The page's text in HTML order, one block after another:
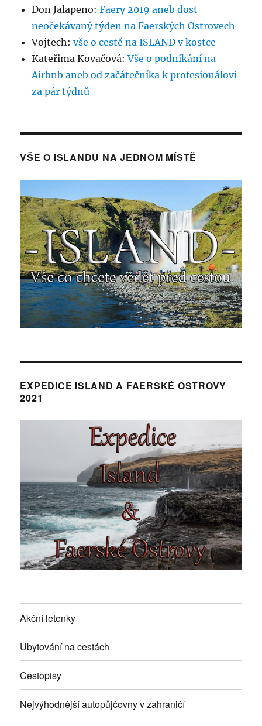
Don Jalapeno:Faery 2019 aneb dost
neočekávaný týden na Faerských Ostrovech
Vojtech:vše o cestě na ISLAND v kostce
Kateřima Kovačová:Vše o podnikání na
Airbnb aneb od začátečníka k profesionálovi
za pár týdnů
VŠE O ISLANDU NA JEDNOM MÍSTĚ
EXPEDICE ISLAND A FAERSKÉ OSTROVY
2021
Akční letenky
Ubytování na cestách
Cestopisy
Nejvýhodnější autopůjčovny v zahraničí